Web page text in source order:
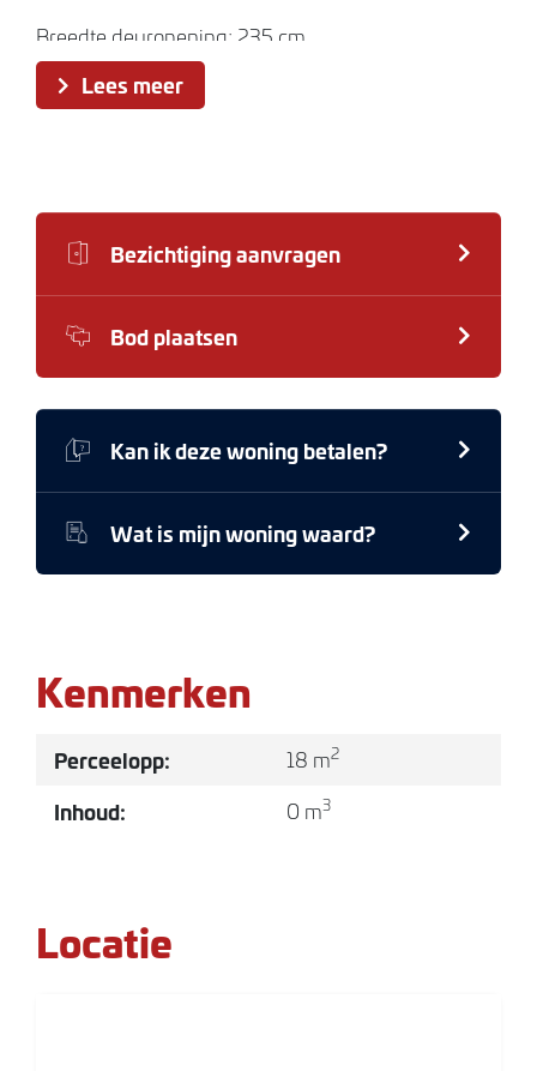
Breedte deuropening; 235 cm
Hoogte deuropening; 198 cm
Lees meer
Bezichtiging aanvragen
Bod plaatsen
Kan ik deze woning betalen?
Wat is mijn woning waard?
Kenmerken
Perceelopp: 18 m2
Inhoud: 0 m3
Locatie